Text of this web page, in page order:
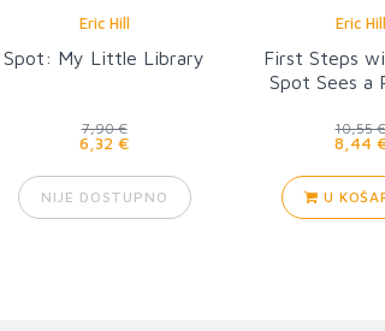
Eric Hill
Spot: My Little Library
7,90 €
6,32 €
NIJE DOSTUPNO
Eric Hill
First Steps
Spot Sees a
10,55
8,44
U